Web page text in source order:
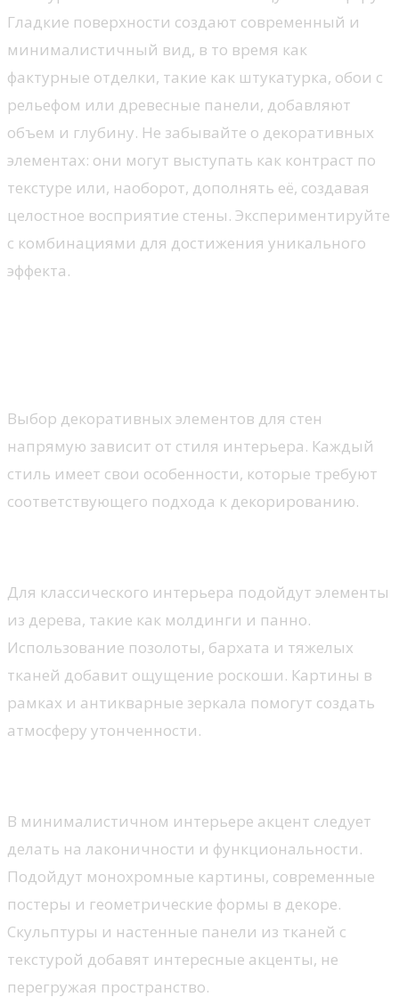
Гладкие поверхности создают современный и
минималистичный вид, в то время как
фактурные отделки, такие как штукатурка, обои с
рельефом или древесные панели, добавляют
объем и глубину. Не забывайте о декоративных
элементах: они могут выступать как контраст по
текстуре или, наоборот, дополнять её, создавая
целостное восприятие стены. Экспериментируйте
с комбинациями для достижения уникального
эффекта.
Выбор декоративных элементов для стен
напрямую зависит от стиля интерьера. Каждый
стиль имеет свои особенности, которые требуют
соответствующего подхода к декорированию.
Для классического интерьера подойдут элементы
из дерева, такие как молдинги и панно.
Использование позолоты, бархата и тяжелых
тканей добавит ощущение роскоши. Картины в
рамках и антикварные зеркала помогут создать
атмосферу утонченности.
В минималистичном интерьере акцент следует
делать на лаконичности и функциональности.
Подойдут монохромные картины, современные
постеры и геометрические формы в декоре.
Скульптуры и настенные панели из тканей с
текстурой добавят интересные акценты, не
перегружая пространство.